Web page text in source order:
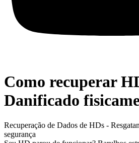
Como recuperar
Danificado
Recuperação de Dados de HDs -
segurança